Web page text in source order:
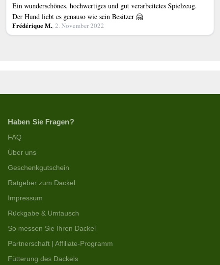
Ein wunderschönes, hochwertiges und gut verarbeitetes Spielzeug.
Der Hund liebt es genauso wie sein Besitzer 🤗
Frédérique M., 2. November 2022
Haben Sie Fragen?
FAQ
Über uns
Geschenkgutschein
Ratgeber zum Dackel
Impressum
Rückgabe & Umtausch
So messen Sie Ihren Dackel
Partnerschaft | Affiliate-Programm
Fütterung des Dackels